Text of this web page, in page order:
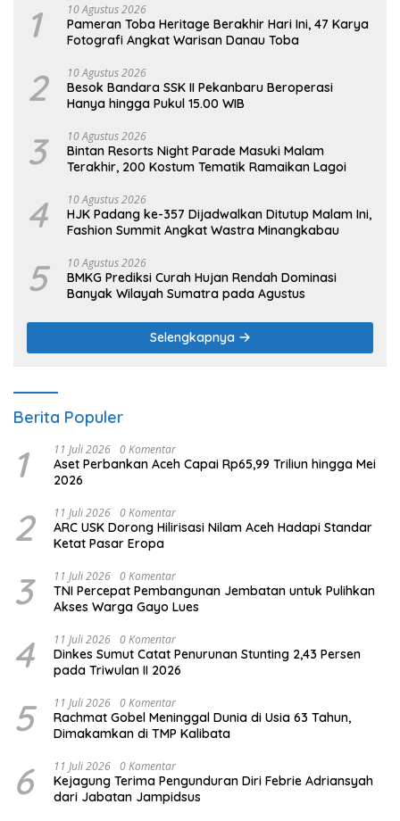
1 10 Agustus 2026
Pameran Toba Heritage Berakhir Hari Ini, 47 Karya
Fotografi Angkat Warisan Danau Toba
2 10 Agustus 2026
Besok Bandara SSK II Pekanbaru Beroperasi
Hanya hingga Pukul 15.00 WIB
3 10 Agustus 2026
Bintan Resorts Night Parade Masuki Malam
Terakhir, 200 Kostum Tematik Ramaikan Lagoi
4 10 Agustus 2026
HJK Padang ke-357 Dijadwalkan Ditutup Malam Ini,
Fashion Summit Angkat Wastra Minangkabau
5 10 Agustus 2026
BMKG Prediksi Curah Hujan Rendah Dominasi
Banyak Wilayah Sumatra pada Agustus
Selengkapnya
Berita Populer
1 11 Juli 2026 0 Komentar
Aset Perbankan Aceh Capai Rp65,99 Triliun hingga Mei
2026
2 11 Juli 2026 0 Komentar
ARC USK Dorong Hilirisasi Nilam Aceh Hadapi Standar
Ketat Pasar Eropa
3 11 Juli 2026 0 Komentar
TNI Percepat Pembangunan Jembatan untuk Pulihkan
Akses Warga Gayo Lues
4 11 Juli 2026 0 Komentar
Dinkes Sumut Catat Penurunan Stunting 2,43 Persen
pada Triwulan II 2026
5 11 Juli 2026 0 Komentar
Rachmat Gobel Meninggal Dunia di Usia 63 Tahun,
Dimakamkan di TMP Kalibata
6 11 Juli 2026 0 Komentar
Kejagung Terima Pengunduran Diri Febrie Adriansyah
dari Jabatan Jampidsus